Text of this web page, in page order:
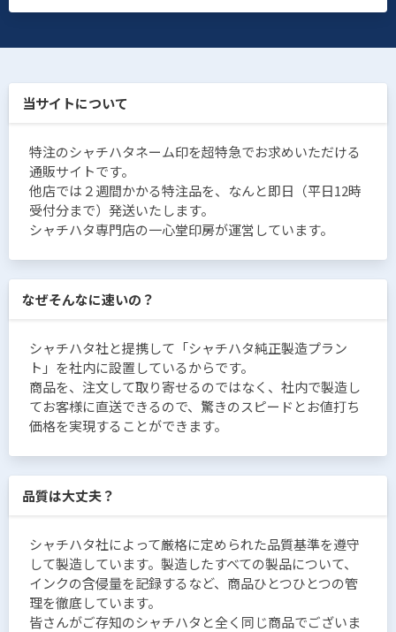
当サイトについて
特注のシャチハタネーム印を超特急でお求めいただける
通販サイトです。
他店では２週間かかる特注品を、なんと即日（平日12時
受付分まで）発送いたします。
シャチハタ専門店の一心堂印房が運営しています。
なぜそんなに速いの？
シャチハタ社と提携して「シャチハタ純正製造プラン
ト」を社内に設置しているからです。
商品を、注文して取り寄せるのではなく、社内で製造し
てお客様に直送できるので、驚きのスピードとお値打ち
価格を実現することができます。
品質は大丈夫？
シャチハタ社によって厳格に定められた品質基準を遵守
して製造しています。製造したすべての製品について、
インクの含侵量を記録するなど、商品ひとつひとつの管
理を徹底しています。
皆さんがご存知のシャチハタと全く同じ商品でございま